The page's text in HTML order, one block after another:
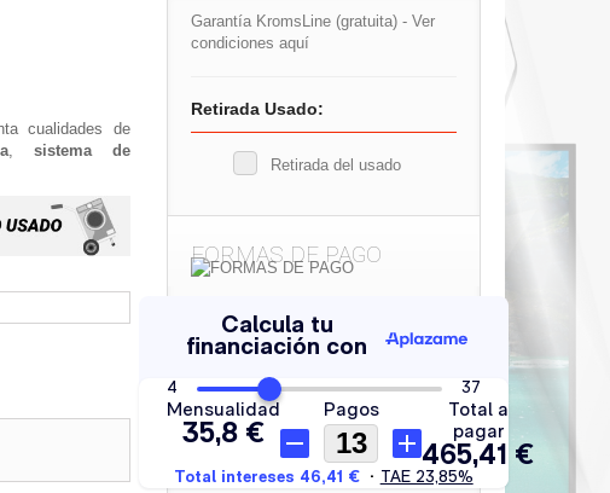
cualidades de
,sistema de
Garantía KromsLine (gratuita) - Ver
condiciones aquí
Retirada Usado:
Retirada del usado
FORMAS DE PAGO